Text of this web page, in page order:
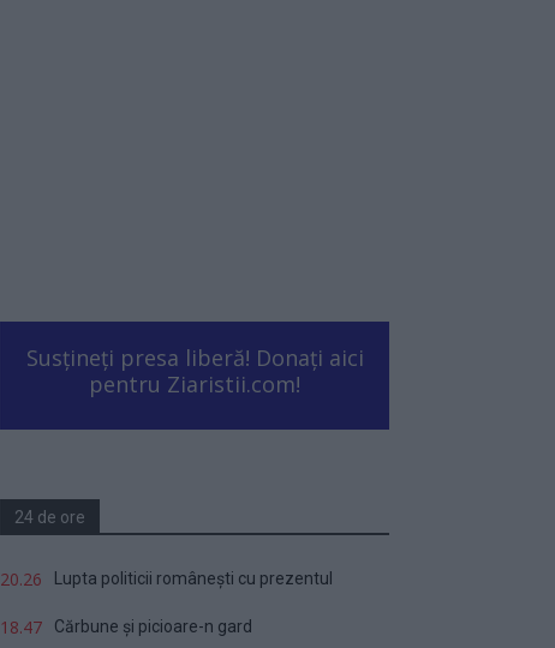
Susțineți presa liberă! Donați aici
pentru Ziaristii.com!
24 de ore
20.26 Lupta politicii românești cu prezentul
18.47 Cărbune și picioare-n gard